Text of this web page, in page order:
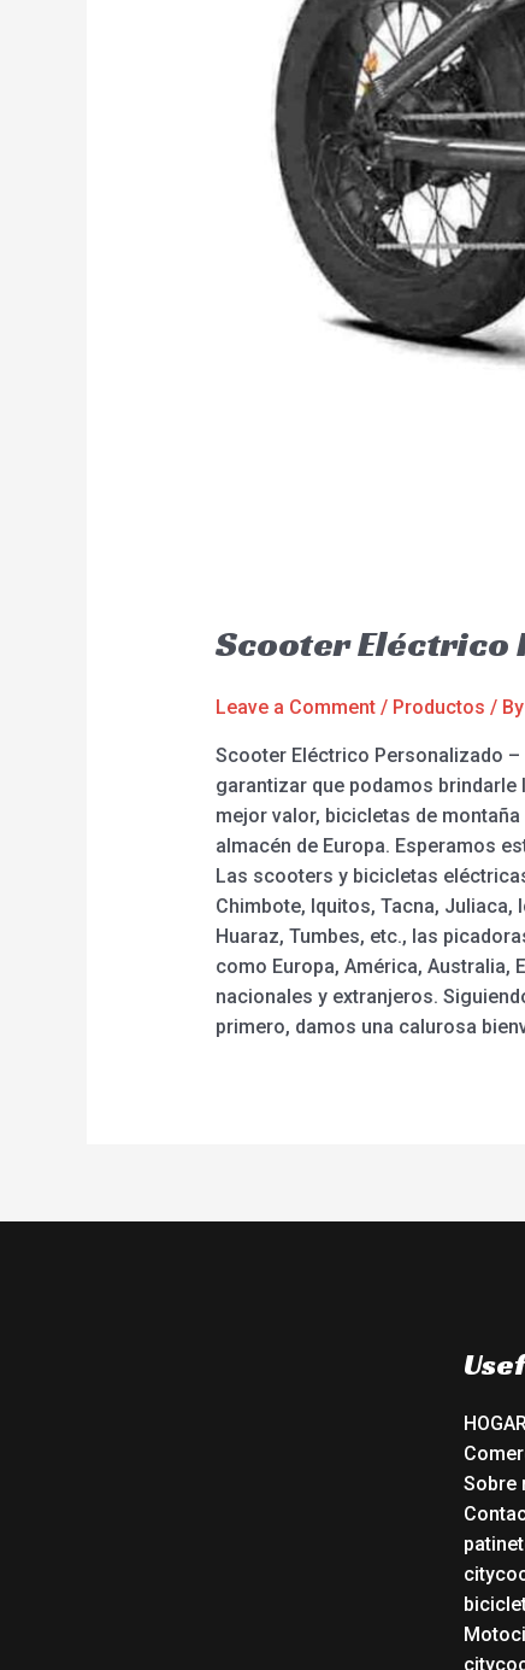
Scooter Eléctrico
Leave a Comment / Productos / By
Scooter Eléctrico Personalizado –
garantizar que podamos
mejor valor, bicicletas de
almacén de Europa. Esperamos
Las scooters y bicicletas
Chimbote, Iquitos, Tacna, Juliaca,
Huaraz, Tumbes, etc., las
como Europa, América, Australia,
nacionales y extranjeros.
primero, damos una calurosa
Sobre